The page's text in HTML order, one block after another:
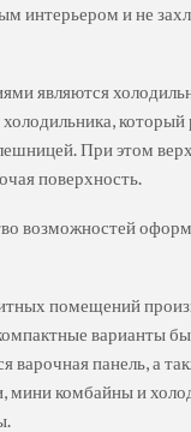
интерьером и не
являются
который
При этом
поверхность.
возможностей
помещений
варианты
варочная панель, а
мини комбайны и